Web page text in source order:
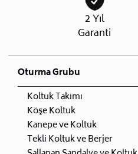
2 Yıl
Garanti
Oturma Grubu
Koltuk Takımı
Köşe Koltuk
Kanepe ve Koltuk
Tekli Koltuk ve Berjer